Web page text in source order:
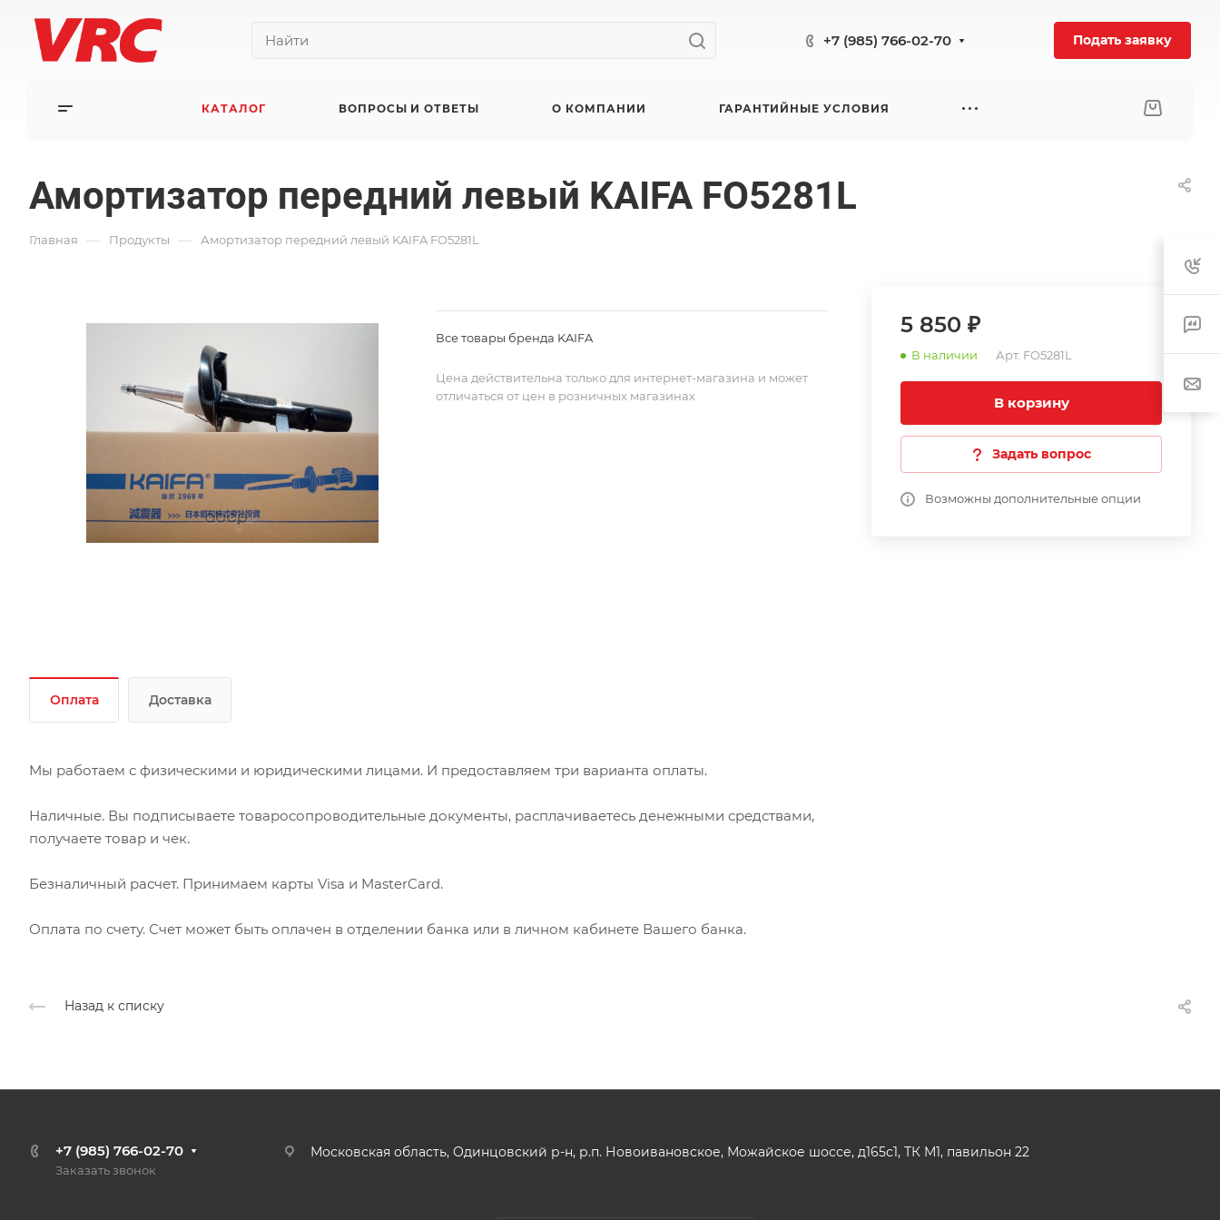
+7 (985) 766-02-70 Подать заявку
КАТАЛОГ ВОПРОСЫ И ОТВЕТЫ О КОМПАНИИ ГАРАНТИЙНЫЕ УСЛОВИЯ
Амортизатор передний левый KAIFA FO5281L
Главная — Продукты — Амортизатор передний левый KAIFA FO5281L
5 850 ₽
В наличии Арт. FO5281L
В корзину
Задать вопрос
Возможны дополнительные опции
Все товары бренда KAIFA
Цена действительна только для интернет-магазина и может
отличаться от цен в розничных магазинах
Оплата Доставка
Мы работаем с физическими и юридическими лицами. И предоставляем три варианта оплаты.
Наличные. Вы подписываете товаросопроводительные документы, расплачиваетесь денежными средствами,
получаете товар и чек.
Безналичный расчет. Принимаем карты Visa и MasterCard.
Оплата по счету. Счет может быть оплачен в отделении банка или в личном кабинете Вашего банка.
Назад к списку
+7 (985) 766-02-70
Заказать звонок
Московская область, Одинцовский р-н, р.п. Новоивановское, Можайское шоссе, д165с1, ТК М1, павильон 22